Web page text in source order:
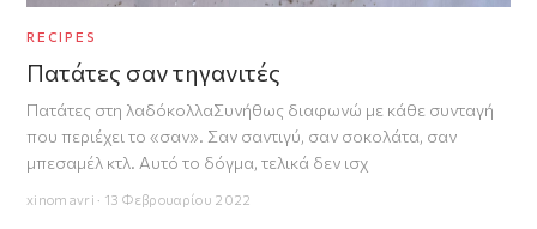
RECIPES
Πατάτες σαν τηγανιτές
Πατάτες στη λαδόκολλαΣυνήθως διαφωνώ με κάθε συνταγή
που περιέχει το «σαν». Σαν σαντιγύ, σαν σοκολάτα, σαν
μπεσαμέλ κτλ. Αυτό το δόγμα, τελικά δεν ισχ
xinomavri · 13 Φεβρουαρίου 2022